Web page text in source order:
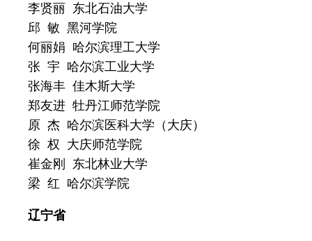
李贤丽 东北石油大学
邱 敏 黑河学院
何丽娟 哈尔滨理工大学
张 宇 哈尔滨工业大学
张海丰 佳木斯大学
郑友进 牡丹江师范学院
原 杰 哈尔滨医科大学（大庆）
徐 权 大庆师范学院
崔金刚 东北林业大学
梁 红 哈尔滨学院
辽宁省